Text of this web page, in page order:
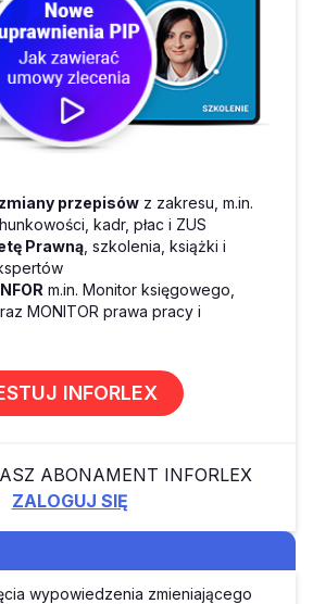
przepisów z zakresu, m.in.
kadr, płac i ZUS
Prawną , szkolenia, książki i
m.in. Monitor księgowego,
MONITOR prawa pracy i
INFORLEX
ABONAMENT INFORLEX
ZALOGUJ SIĘ
wypowiedzenia zmieniającego